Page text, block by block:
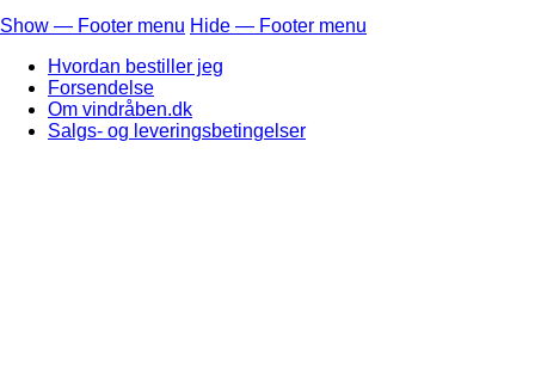
Footer
menu
Show — Footer menu Hide — Footer menu
Hvordan bestiller jeg
Forsendelse
Om vindråben.dk
Salgs- og leveringsbetingelser